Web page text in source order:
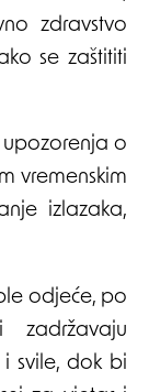
zdravstvo
se zaštititi
upozorenja o
vremenskim
izlazaka,
odjeće, po
zadržavaju
svile, dok bi